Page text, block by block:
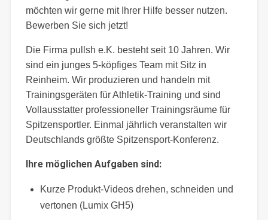
möchten wir gerne mit Ihrer Hilfe besser nutzen.
Bewerben Sie sich jetzt!
Die Firma pullsh e.K. besteht seit 10 Jahren. Wir
sind ein junges 5-köpfiges Team mit Sitz in
Reinheim. Wir produzieren und handeln mit
Trainingsgeräten für Athletik-Training und sind
Vollausstatter professioneller Trainingsräume für
Spitzensportler. Einmal jährlich veranstalten wir
Deutschlands größte Spitzensport-Konferenz.
Ihre möglichen Aufgaben sind:
Kurze Produkt-Videos drehen, schneiden und
vertonen (Lumix GH5)